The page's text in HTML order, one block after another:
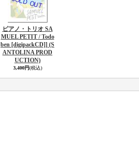
ピアノ・トリオ SA
MUEL PETIT / Todo
ben [digipackCD]] (S
ANTOLINA PROD
UCTION)
3,400円(税込)